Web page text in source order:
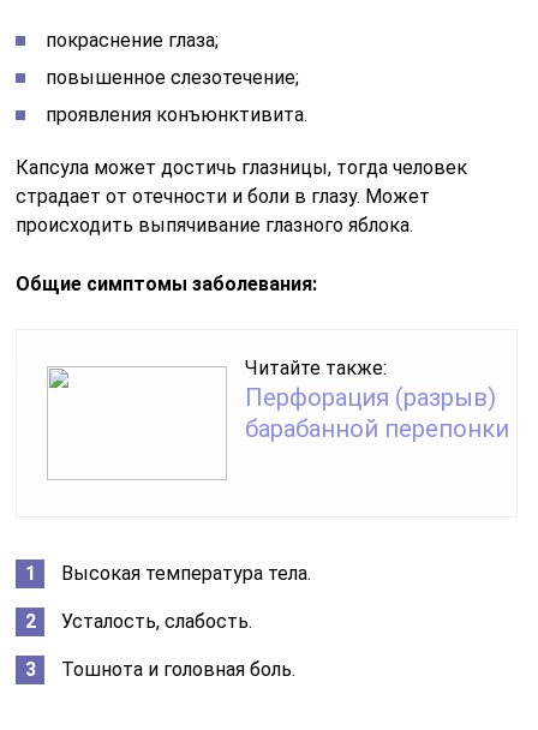
покраснение глаза;
повышенное слезотечение;
проявления конъюнктивита.
Капсула может достичь глазницы, тогда человек
страдает от отечности и боли в глазу. Может
происходить выпячивание глазного яблока.
Общие симптомы заболевания:
Читайте также:
Перфорация (разрыв)
барабанной перепонки
Высокая температура тела.
Усталость, слабость.
Тошнота и головная боль.